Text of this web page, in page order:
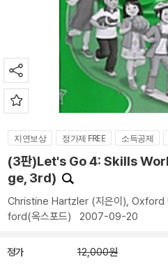
지연보상 정가제 FREE 소득공제
(3판)Let's Go 4: Skills
ge, 3rd)
Christine Hartzler (지은이), Oxford
ford(옥스포드) 2007-09-20
정가 12,000원